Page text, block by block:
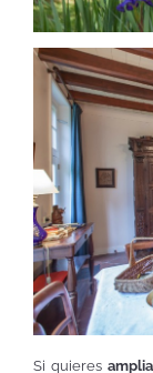
Si quieres